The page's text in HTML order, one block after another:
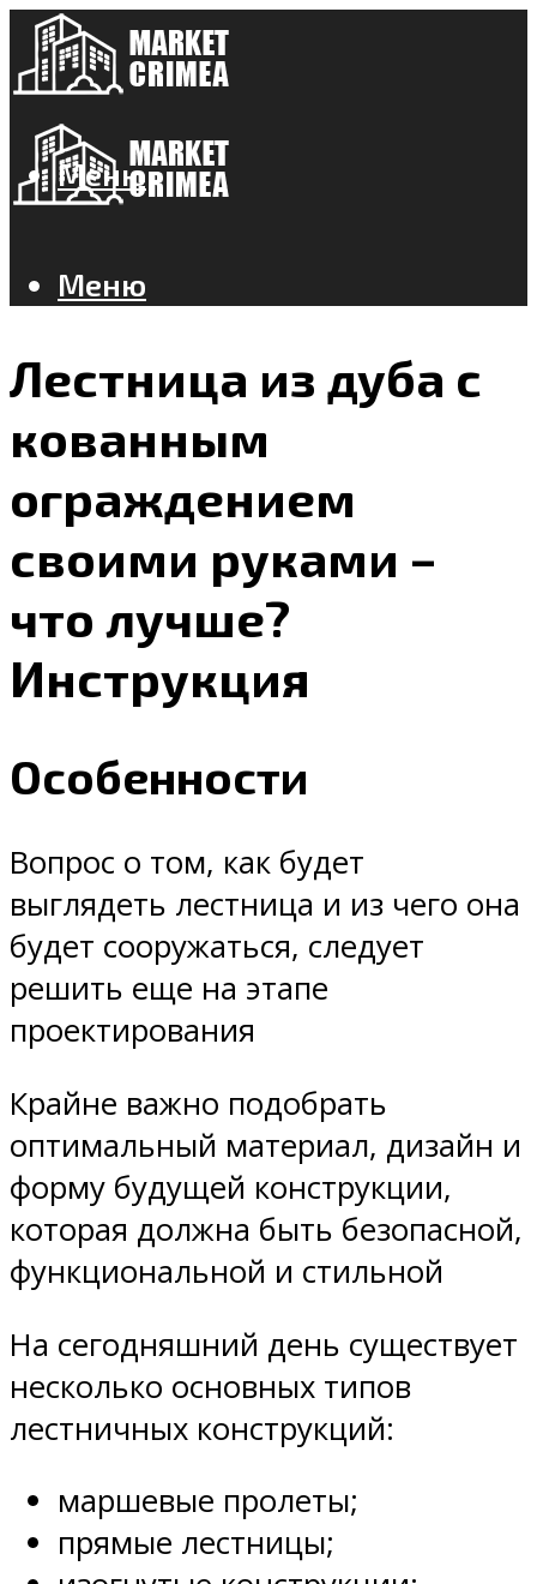
Меню
Меню
Лестница из дуба с
кованным
ограждением
своими руками –
что лучше?
Инструкция
Особенности
Вопрос о том, как будет
выглядеть лестница и из чего она
будет сооружаться, следует
решить еще на этапе
проектирования
Крайне важно подобрать
оптимальный материал, дизайн и
форму будущей конструкции,
которая должна быть безопасной,
функциональной и стильной
На сегодняшний день существует
несколько основных типов
лестничных конструкций:
маршевые пролеты;
прямые лестницы;